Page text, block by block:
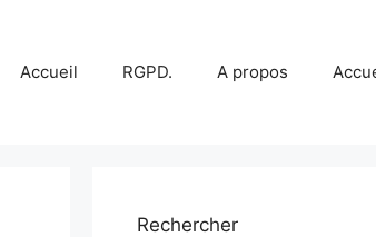
Accueil RGPD. A propos
Rechercher